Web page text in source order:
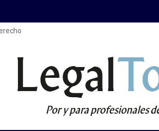
Legal
Por y para profesionales